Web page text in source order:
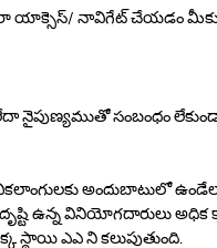
నావిగేట్ చేయడం మీకు
నైపుణ్యముతో సంబంధం
అందుబాటులో
ఉన్న వినియోగదారులు అధిక
స్థాయి ఎఎ ని కలుపుతుంది.